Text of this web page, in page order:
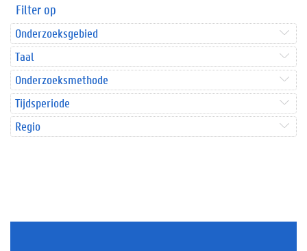
Filter op
Onderzoeksgebied
Taal
Onderzoeksmethode
Tijdsperiode
Regio